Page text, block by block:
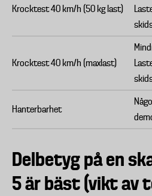
Krocktest 40 km/h (50 kg last)
Krocktest 40 km/h (maxlast)
Hanterbarhet
Delbetyg på en
5 är bäst (vikt av